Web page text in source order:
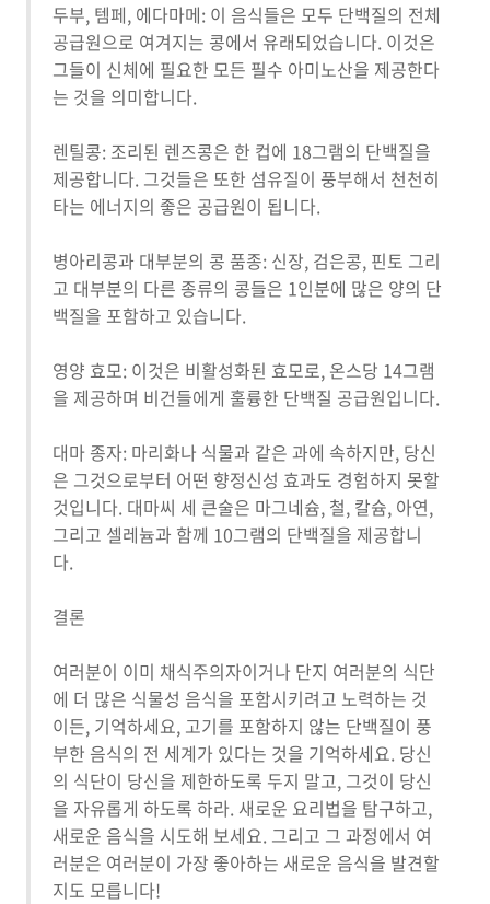
두부, 템페, 에다마메: 이 음식들은 모두 단백질의 전체
공급원으로 여겨지는 콩에서 유래되었습니다. 이것은
그들이 신체에 필요한 모든 필수 아미노산을 제공한다
는 것을 의미합니다.
렌틸콩: 조리된 렌즈콩은 한 컵에 18그램의 단백질을
제공합니다. 그것들은 또한 섬유질이 풍부해서 천천히
타는 에너지의 좋은 공급원이 됩니다.
병아리콩과 대부분의 콩 품종: 신장, 검은콩, 핀토 그리
고 대부분의 다른 종류의 콩들은 1인분에 많은 양의 단
백질을 포함하고 있습니다.
영양 효모: 이것은 비활성화된 효모로, 온스당 14그램
을 제공하며 비건들에게 훌륭한 단백질 공급원입니다.
대마 종자: 마리화나 식물과 같은 과에 속하지만, 당신
은 그것으로부터 어떤 향정신성 효과도 경험하지 못할
것입니다. 대마씨 세 큰술은 마그네슘, 철, 칼슘, 아연,
그리고 셀레늄과 함께 10그램의 단백질을 제공합니
다.
결론
여러분이 이미 채식주의자이거나 단지 여러분의 식단
에 더 많은 식물성 음식을 포함시키려고 노력하는 것
이든, 기억하세요, 고기를 포함하지 않는 단백질이 풍
부한 음식의 전 세계가 있다는 것을 기억하세요. 당신
의 식단이 당신을 제한하도록 두지 말고, 그것이 당신
을 자유롭게 하도록 하라. 새로운 요리법을 탐구하고,
새로운 음식을 시도해 보세요. 그리고 그 과정에서 여
러분은 여러분이 가장 좋아하는 새로운 음식을 발견할
지도 모릅니다!